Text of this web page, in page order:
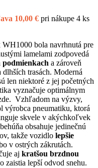
10,00 € pri nákupe 4 ks
bola navrhnutá pre
lamelami zodpovedá
a zároveň
trasách. Moderná
len niektoré z jej početných
vyznačuje optimálnym
Vzhľadom na výzvy,
výrobca pneumatiku, ktorá
skvele v akýchkoľvek
obsahuje jedinečnú
takže vozidlo lepšie
v ostrých zákrutách.
aj kratšou brzdnou
zaistia lepší odvod snehu.